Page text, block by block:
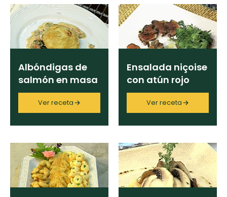
Chef
Programas
Limpiar
Albóndigas de
salmón en masa
de hojaldre
Ver receta
Ensalada niçoise
con atún rojo
Ver receta